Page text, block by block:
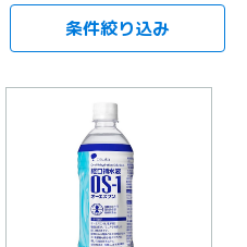
容が更新されます。
条件絞り込み